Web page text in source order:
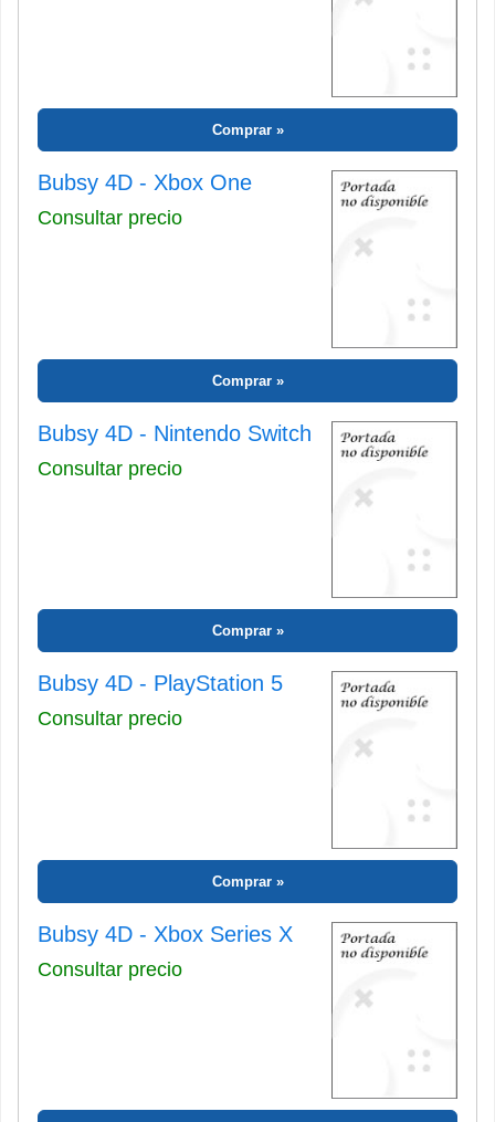
Comprar
Bubsy 4D - Xbox One
Consultar precio
Comprar
Bubsy 4D - Nintendo Switch
Consultar precio
Comprar
Bubsy 4D - PlayStation 5
Consultar precio
Comprar
Bubsy 4D - Xbox Series X
Consultar precio